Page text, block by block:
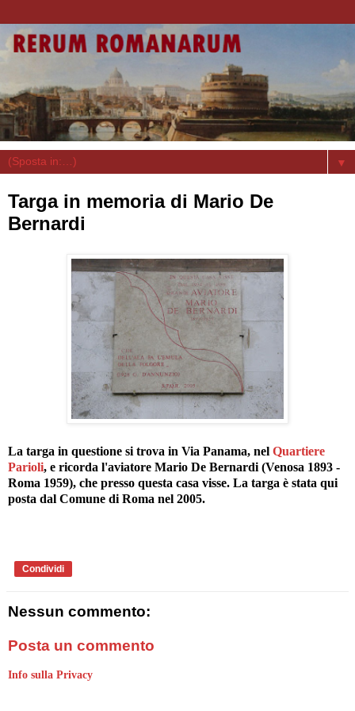
▼
Targa in memoria di Mario De
Bernardi
La targa in questione si trova in Via Panama, nel Quartiere
Parioli, e ricorda l'aviatore Mario De Bernardi (Venosa 1893 -
Roma 1959), che presso questa casa visse. La targa è stata qui
posta dal Comune di Roma nel 2005.
Condividi
Nessun commento:
Posta un commento
Info sulla Privacy